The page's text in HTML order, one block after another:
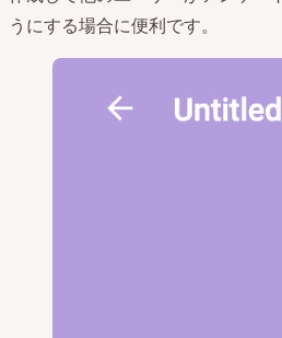
うにする場合に便利です。